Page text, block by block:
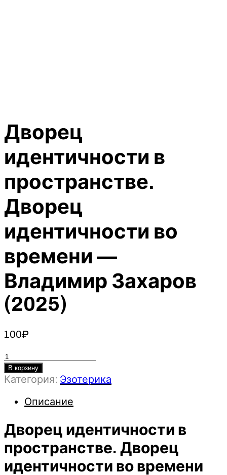
Дворец
идентичности в
пространстве.
Дворец
идентичности во
времени —
Владимир Захаров
(2025)
100₽
Количество
товара
Дворец
Дворец
идентичности
во
времени
В корзину
Категория: Эзотерика
Описание
Дворец идентичности в
пространстве. Дворец
идентичности во времени